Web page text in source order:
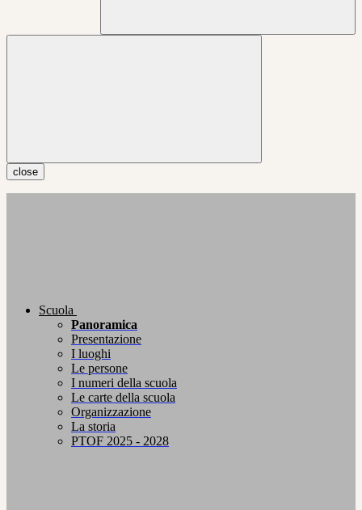
close
Scuola
Panoramica
Presentazione
I luoghi
Le persone
I numeri della scuola
Le carte della scuola
Organizzazione
La storia
PTOF 2025 - 2028